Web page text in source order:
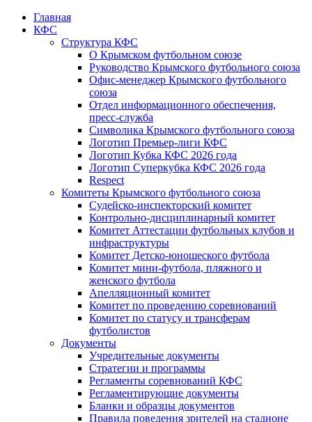
Главная
КФС
Структура КФС
О Крымском футбольном союзе
Руководство Крымского футбольного союза
Офис-менеджер Крымского футбольного
союза
Отдел информационного обеспечения,
пресс-служба
Символика Крымского футбольного союза
Логотип Премьер-лиги КФС
Логотип Кубка КФС 2026 года
Логотип Суперкубка КФС 2026 года
Respect
Комитеты Крымского футбольного союза
Судейско-инспекторский комитет
Контрольно-дисциплинарный комитет
Комитет Аттестации футбольных клубов и
инфраструктуры
Комитет Детско-юношеского футбола
Комитет мини-футбола, пляжного и
женского футбола
Апелляционный комитет
Комитет по проведению соревнований
Комитет по статусу и трансферам
футболистов
Документы
Учредительные документы
Стратегии и программы
Регламенты соревнований КФС
Регламентирующие документы
Бланки и образцы документов
Правила поведения зрителей на стадионе